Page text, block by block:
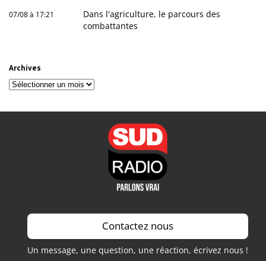
07/08 à 17:21
Dans l'agriculture, le parcours des
combattantes
Archives
Archives
Contactez nous
Un message, une question, une réaction, écrivez nous !